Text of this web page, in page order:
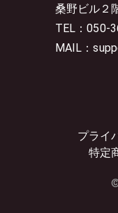
桑野ビル２
TEL：050-
MAIL：
プライ
特定